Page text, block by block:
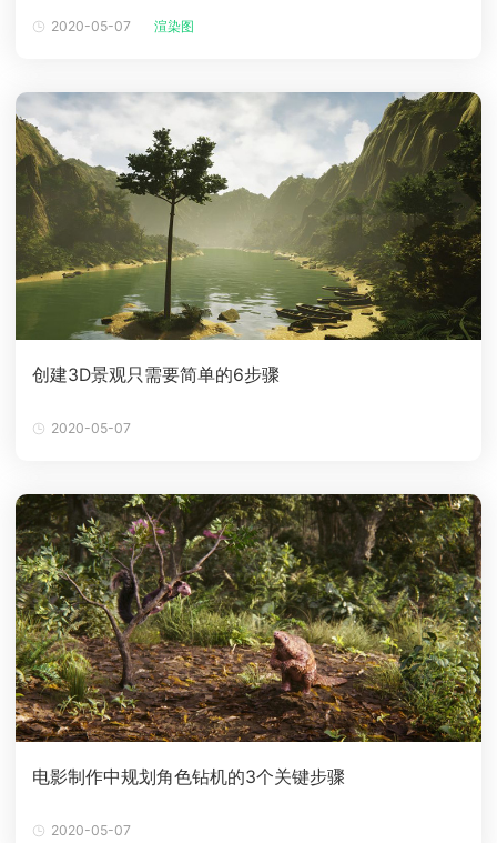
么，为了成为这个行业的成功专业人士，必须具备哪些品质？Renderbus
2020-05-07 渲染图
创建3D景观只需要简单的6步骤
2020-05-07
电影制作中规划角色钻机的3个关键步骤
2020-05-07